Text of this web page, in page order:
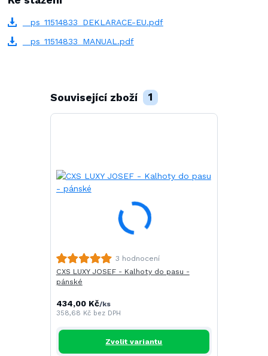
_ps_11514833_DEKLARACE-EU.pdf
_ps_11514833_MANUAL.pdf
Související zboží 1
3 hodnocení
CXS LUXY JOSEF - Kalhoty do pasu -
pánské
434,00 Kč/ks
358,68 Kč bez DPH
Zvolit variantu